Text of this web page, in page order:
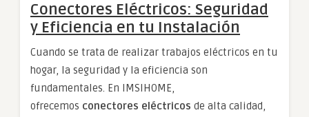
Conectores Eléctricos: Seguridad
y Eficiencia en tu Instalación
Cuando se trata de realizar trabajos eléctricos en tu
hogar, la seguridad y la eficiencia son
fundamentales. En IMSIHOME,
ofrecemos conectores eléctricos de alta calidad,